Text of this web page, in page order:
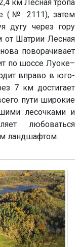
км Лесная тропа
(№ 2111), затем
дугу через гору
от Шатрии Лесная
поворачивает
по шоссе Луоке–
вправо в юго-
7 км достигает
пути широкие
лесочками и
любоваться
ландшафтом.